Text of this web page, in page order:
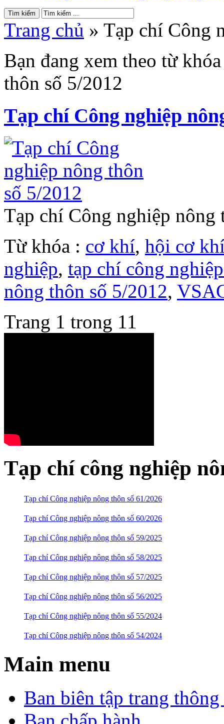
Trang chủ » Tạp chí Công
Bạn đang xem theo từ
thôn số 5/2012
Tạp chí Công nghiệp
Tạp chí Công nghiệp
Từ khóa : cơ khí, hội cơ
nghiệp, tạp chí công
nông thôn số 5/2012,
Trang 1 trong 11
Tạp chí công nghiệp
Tạp chí Công nghiệp nông thôn số 61/2026
Tạp chí Công nghiệp nông thôn số 60/2026
Tạp chí Công nghiệp nông thôn số 59/2025
Tạp chí Công nghiệp nông thôn số 58/2025
Tạp chí Công nghiệp nông thôn số 57/2025
Tạp chí Công nghiệp nông thôn số 56/2025
Tạp chí Công nghiệp nông thôn số 55/2024
Tạp chí Công nghiệp nông thôn số 54/2024
Main menu
Ban biên tập trang